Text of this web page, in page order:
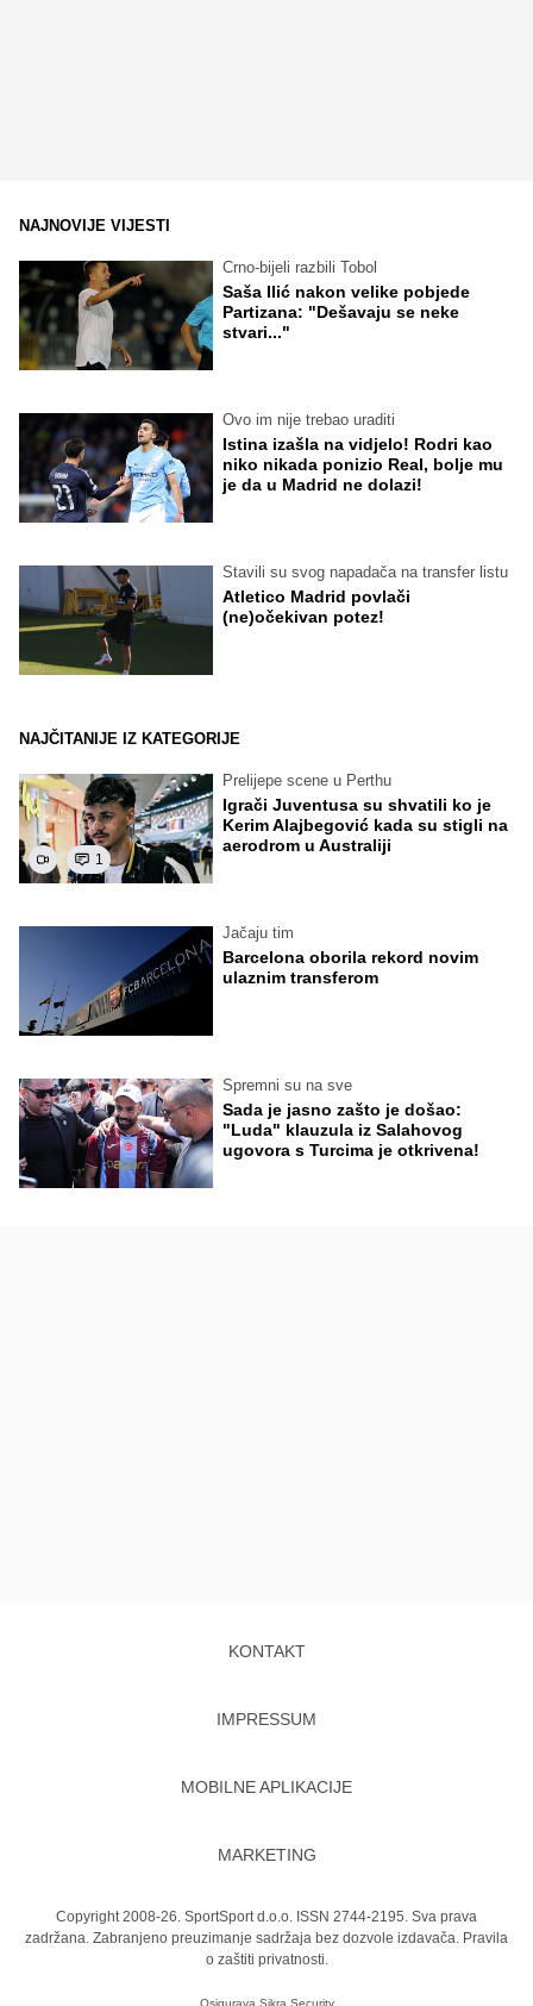
NAJNOVIJE VIJESTI
Crno-bijeli razbili Tobol
Saša Ilić nakon velike pobjede
Partizana: "Dešavaju se neke
stvari..."
Ovo im nije trebao uraditi
Istina izašla na vidjelo! Rodri kao
niko nikada ponizio Real, bolje mu
je da u Madrid ne dolazi!
Stavili su svog napadača na transfer listu
Atletico Madrid povlači
(ne)očekivan potez!
NAJČITANIJE IZ KATEGORIJE
1
Prelijepe scene u Perthu
Igrači Juventusa su shvatili ko je
Kerim Alajbegović kada su stigli na
aerodrom u Australiji
Jačaju tim
Barcelona oborila rekord novim
ulaznim transferom
Spremni su na sve
Sada je jasno zašto je došao:
"Luda" klauzula iz Salahovog
ugovora s Turcima je otkrivena!
KONTAKT
IMPRESSUM
MOBILNE APLIKACIJE
MARKETING
Copyright 2008-26. SportSport d.o.o. ISSN 2744-2195. Sva prava
zadržana. Zabranjeno preuzimanje sadržaja bez dozvole izdavača. Pravila
o zaštiti privatnosti.
Osigurava Sikra Security